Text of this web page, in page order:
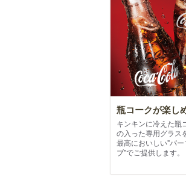
瓶コークが楽し
キンキンに冷えた瓶
の入った専用グラス
最高においしい"パ
ブ"でご提供します。